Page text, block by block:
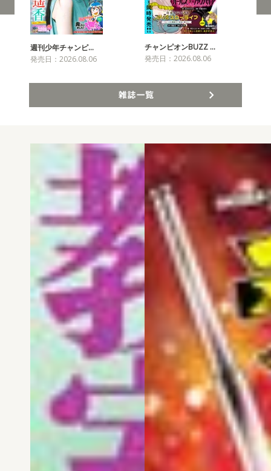
週刊少年チャンピ…
発売日：2026.08.06
チャンピオンBUZZ …
発売日：2026.08.06